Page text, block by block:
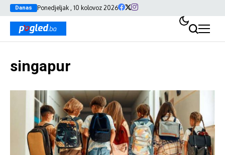
Danas Ponedjeljak , 10 kolovoz 2026
singapur